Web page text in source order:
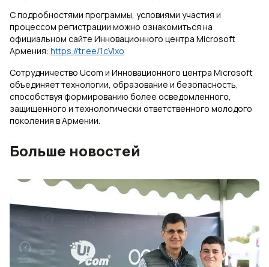
С подробностями программы, условиями участия и
процессом регистрации можно ознакомиться на
официальном сайте Инновационного центра Microsoft
Армения: https://tr.ee/1cVIxo
Сотрудничество Ucom и Инновационного центра Microsoft
объединяет технологии, образование и безопасность,
способствуя формированию более осведомленного,
защищенного и технологически ответственного молодого
поколения в Армении.
Больше новостей